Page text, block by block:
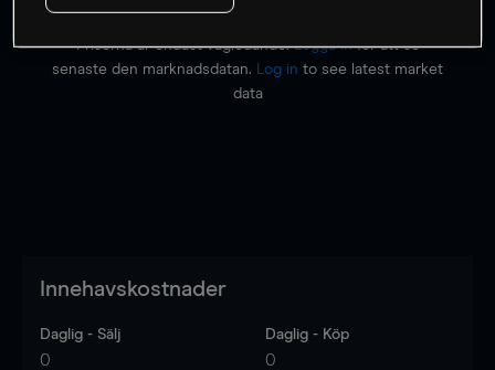
Priserna är endast vägledande.Logga inför att se
senaste den marknadsdatan.
Log in to see latest market
data
Innehavskostnader
Daglig - Sälj
0
Daglig - Köp
0